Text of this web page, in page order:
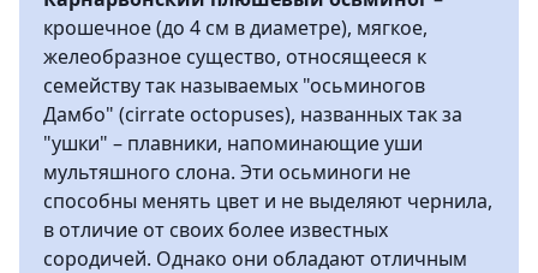
крошечное (до 4 см в диаметре), мягкое,
желеобразное существо, относящееся к
семейству так называемых "осьминогов
Дамбо" (cirrate octopuses), названных так за
"ушки" – плавники, напоминающие уши
мультяшного слона. Эти осьминоги не
способны менять цвет и не выделяют чернила,
в отличие от своих более известных
сородичей. Однако они обладают отличным